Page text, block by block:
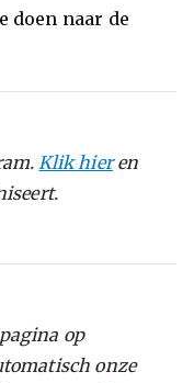
doen naar de
Klik hieren
op
onze